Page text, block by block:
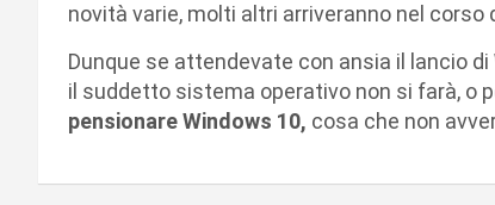
novità varie, molti altri arriveranno nel corso
Dunque se attendevate con ansia il lancio di
il suddetto sistema operativo non si farà, o
pensionare Windows 10, cosa che non